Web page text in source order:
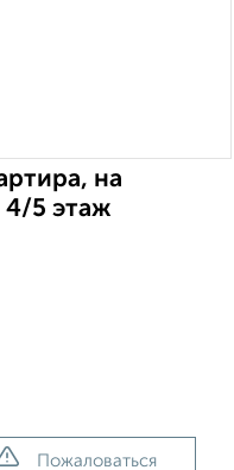
на
4/5 этаж
Пожаловаться